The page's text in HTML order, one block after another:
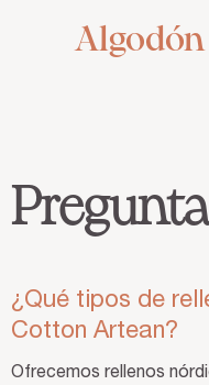
¿Qué tipos de
Cotton Artean?
Ofrecemos rellenos